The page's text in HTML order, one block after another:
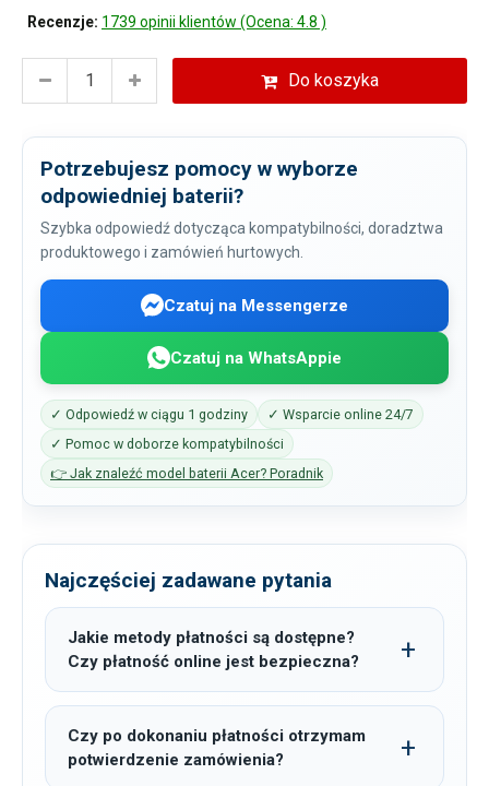
Recenzje: 1739 opinii klientów (Ocena: 4.8 )
Do koszyka
Potrzebujesz pomocy w wyborze
odpowiedniej baterii?
Szybka odpowiedź dotycząca kompatybilności, doradztwa
produktowego i zamówień hurtowych.
Czatuj na Messengerze
Czatuj na WhatsAppie
✓ Odpowiedź w ciągu 1 godziny
✓ Wsparcie online 24/7
✓ Pomoc w doborze kompatybilności
👉 Jak znaleźć model baterii Acer? Poradnik
Najczęściej zadawane pytania
Jakie metody płatności są dostępne?
Czy płatność online jest bezpieczna?
Czy po dokonaniu płatności otrzymam
potwierdzenie zamówienia?